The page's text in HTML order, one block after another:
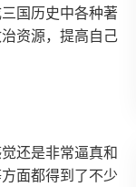
国历史中各种著
资源，提高自己
还是非常逼真和
面都得到了不少